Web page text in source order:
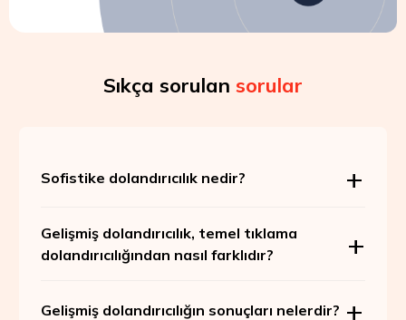
Sıkça sorulan sorular
Sofistike dolandırıcılık nedir?
Gelişmiş dolandırıcılık, temel tıklama
dolandırıcılığından nasıl farklıdır?
Gelişmiş dolandırıcılığın sonuçları nelerdir?